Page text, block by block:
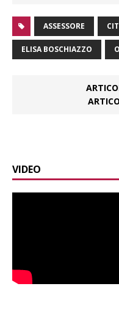
ASSESSORE
ELISA BOSCHIAZZO
VIDEO